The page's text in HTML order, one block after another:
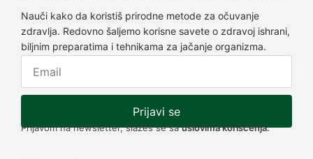
Nauči kako da koristiš prirodne metode za očuvanje
zdravlja. Redovno šaljemo korisne savete o zdravoj ishrani,
biljnim preparatima i tehnikama za jačanje organizma.
Prijavi se
Prijavom na newsletter, slažeš se sauslovima korišćenja.